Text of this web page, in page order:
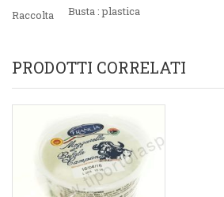
Raccolta
Busta : plastica
PRODOTTI CORRELATI